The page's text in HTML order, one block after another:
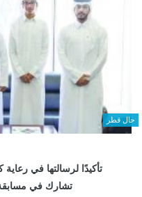
حال قطر
تأكيدًا لرسالتها في
تشارك في مسابقة